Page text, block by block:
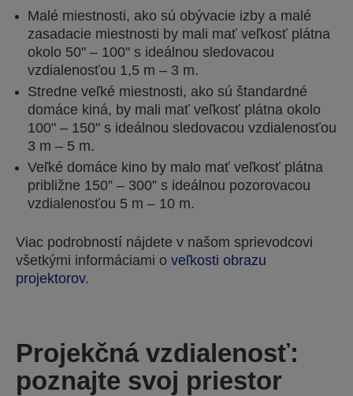
Malé miestnosti, ako sú obývacie izby a malé
zasadacie miestnosti by mali mať veľkosť plátna
okolo 50" – 100" s ideálnou sledovacou
vzdialenosťou 1,5 m – 3 m.
Stredne veľké miestnosti, ako sú štandardné
domáce kiná, by mali mať veľkosť plátna okolo
100" – 150" s ideálnou sledovacou vzdialenosťou
3 m – 5 m.
Veľké domáce kino by malo mať veľkosť plátna
približne 150” – 300” s ideálnou pozorovacou
vzdialenosťou 5 m – 10 m.
Viac podrobností nájdete v našom sprievodcovi
všetkými informáciami o veľkosti obrazu
projektorov.
Projekčná vzdialenosť:
poznajte svoj priestor